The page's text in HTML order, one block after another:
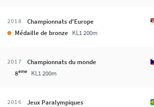
2018 Championnats d'Europe
Médaille de bronze KL1 200m
2017 Championnats du monde
8eme KL1 200m
2016 Jeux Paralympiques